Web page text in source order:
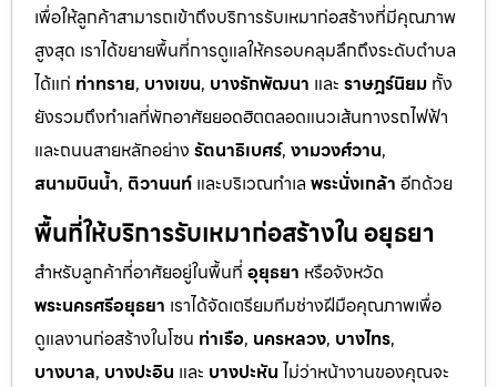
เพื่อให้ลูกค้าสามารถเข้าถึงบริการรับเหมาก่อสร้างที่มีคุณภาพ
สูงสุด เราได้ขยายพื้นที่การดูแลให้ครอบคลุมลึกถึงระดับตำบล
ได้แก่ ท่าทราย, บางเขน, บางรักพัฒนา และ ราษฎร์นิยม ทั้ง
ยังรวมถึงทำเลที่พักอาศัยยอดฮิตตลอดแนวเส้นทางรถไฟฟ้า
และถนนสายหลักอย่าง รัตนาธิเบศร์, งามวงศ์วาน,
สนามบินน้ำ, ติวานนท์ และบริเวณทำเล พระนั่งเกล้า อีกด้วย
พื้นที่ให้บริการรับเหมาก่อสร้างใน อยุธยา
สำหรับลูกค้าที่อาศัยอยู่ในพื้นที่ อุยุธยา หรือจังหวัด
พระนครศรีอยุธยา เราได้จัดเตรียมทีมช่างฝีมือคุณภาพเพื่อ
ดูแลงานก่อสร้างในโซน ท่าเรือ, นครหลวง, บางไทร,
บางบาล, บางปะอิน และ บางปะหัน ไม่ว่าหน้างานของคุณจะ